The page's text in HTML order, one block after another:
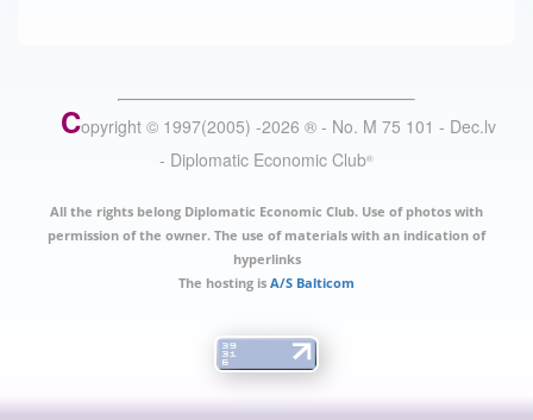
Copyright © 1997(2005) -2026 ® - No. M 75 101 - Dec.lv
- Diplomatic Economic Club®
All the rights belong Diplomatic Economic Club. Use of photos with
permission of the owner. The use of materials with an indication of
hyperlinks
The hosting is A/S Balticom